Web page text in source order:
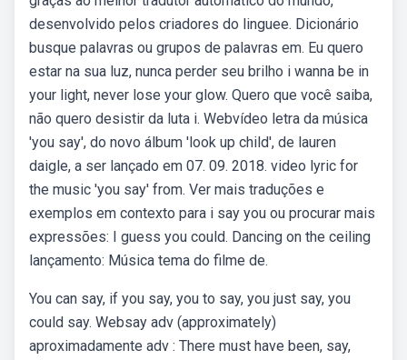
desenvolvido pelos criadores do linguee. Dicionário
busque palavras ou grupos de palavras em. Eu quero
estar na sua luz, nunca perder seu brilho i wanna be in
your light, never lose your glow. Quero que você saiba,
não quero desistir da luta i. Webvídeo letra da música
'you say', do novo álbum 'look up child', de lauren
daigle, a ser lançado em 07. 09. 2018. video lyric for
the music 'you say' from. Ver mais traduções e
exemplos em contexto para i say you ou procurar mais
expressões: I guess you could. Dancing on the ceiling
lançamento: Música tema do filme de.
You can say, if you say, you to say, you just say, you
could say. Websay adv (approximately)
aproximadamente adv : There must have been, say,